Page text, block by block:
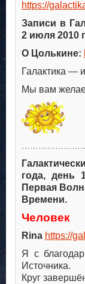
https://
Записи в
2 июля 2010
О Цолькине:
Галактика —
Мы вам
года, день
Первая
Времени.
Человек
Rina https://
Я с
Источника.
Круг